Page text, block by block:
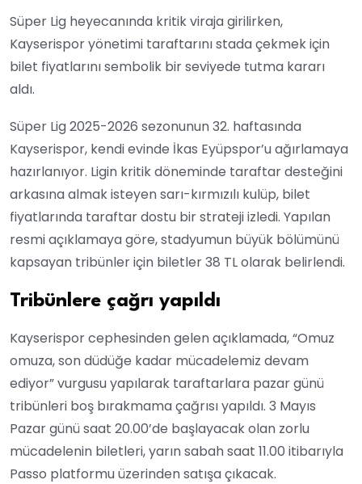
Süper Lig heyecanında kritik viraja girilirken,
Kayserispor yönetimi taraftarını stada çekmek için
bilet fiyatlarını sembolik bir seviyede tutma kararı
aldı.
Süper Lig 2025-2026 sezonunun 32. haftasında
Kayserispor, kendi evinde İkas Eyüpspor’u ağırlamaya
hazırlanıyor. Ligin kritik döneminde taraftar desteğini
arkasına almak isteyen sarı-kırmızılı kulüp, bilet
fiyatlarında taraftar dostu bir strateji izledi. Yapılan
resmi açıklamaya göre, stadyumun büyük bölümünü
kapsayan tribünler için biletler 38 TL olarak belirlendi.
Tribünlere çağrı yapıldı
Kayserispor cephesinden gelen açıklamada, “Omuz
omuza, son düdüğe kadar mücadelemiz devam
ediyor” vurgusu yapılarak taraftarlara pazar günü
tribünleri boş bırakmama çağrısı yapıldı. 3 Mayıs
Pazar günü saat 20.00’de başlayacak olan zorlu
mücadelenin biletleri, yarın sabah saat 11.00 itibarıyla
Passo platformu üzerinden satışa çıkacak.